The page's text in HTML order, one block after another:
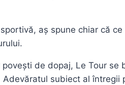
aș spune chiar că
de dopaj, Le Tour
subiect al